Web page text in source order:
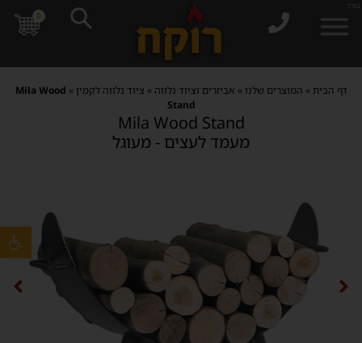
פתח
בס"ד
0
דף הבית » המוצרים שלנו » אביזרים וציוד נלווה » ציוד נלווה לקמין »
Mila Wood
Stand
Mila Wood Stand
מעמד לעצים - מעוגל